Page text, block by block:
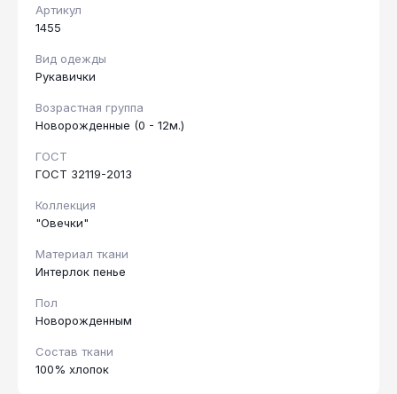
Артикул
1455
Вид одежды
Рукавички
Возрастная группа
Новорожденные (0 - 12м.)
ГОСТ
ГОСТ 32119-2013
Коллекция
"Овечки"
Материал ткани
Интерлок пенье
Пол
Новорожденным
Состав ткани
100% хлопок